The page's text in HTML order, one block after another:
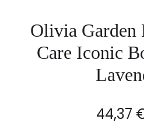
Olivia Garden
Care Iconic
44,37